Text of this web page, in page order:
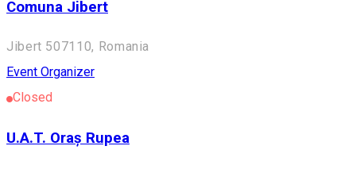
Comuna Jibert
Jibert 507110, Romania
Event Organizer
Closed
U.A.T. Oraș Rupea